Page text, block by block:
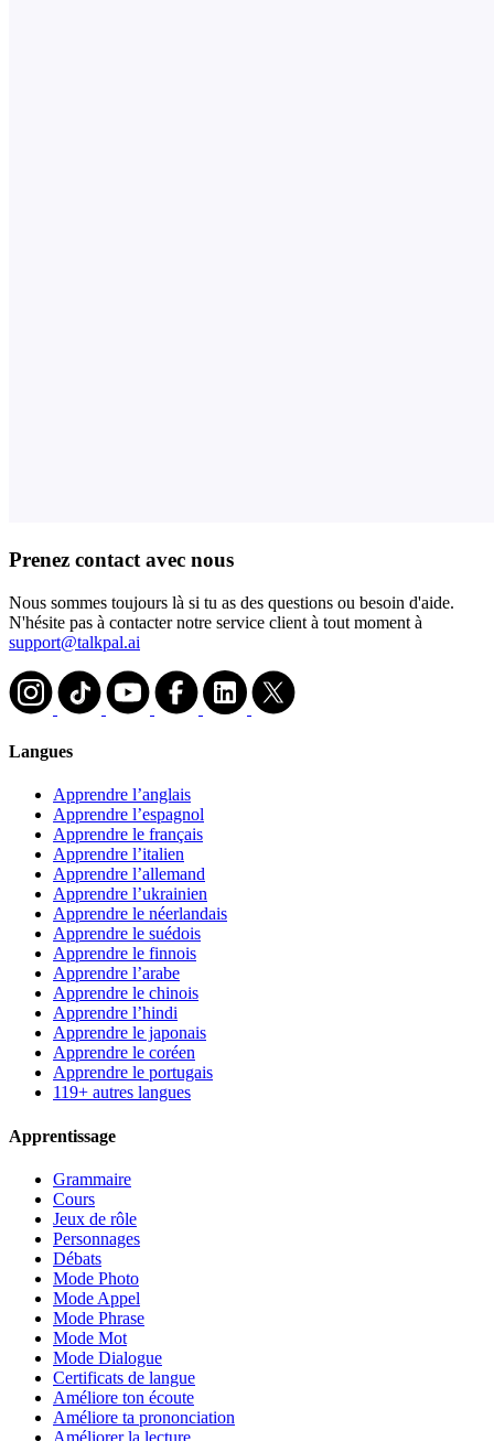
Prenez contact avec nous
Nous sommes toujours là si tu as des questions ou besoin d'aide.
N'hésite pas à contacter notre service client à tout moment à
support@talkpal.ai
Langues
Apprendre l’anglais
Apprendre l’espagnol
Apprendre le français
Apprendre l’italien
Apprendre l’allemand
Apprendre l’ukrainien
Apprendre le néerlandais
Apprendre le suédois
Apprendre le finnois
Apprendre l’arabe
Apprendre le chinois
Apprendre l’hindi
Apprendre le japonais
Apprendre le coréen
Apprendre le portugais
119+ autres langues
Apprentissage
Grammaire
Cours
Jeux de rôle
Personnages
Débats
Mode Photo
Mode Appel
Mode Phrase
Mode Mot
Mode Dialogue
Certificats de langue
Améliore ton écoute
Améliore ta prononciation
Améliorer la lecture